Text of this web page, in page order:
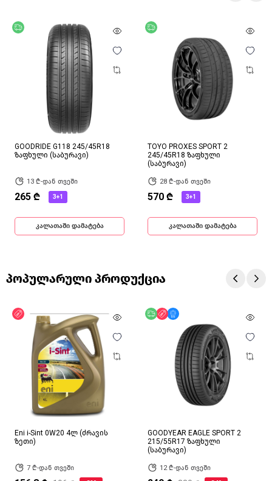
უფასო მიწოდება
GOODRIDE G118 245/45R18
ზაფხული (საბურავი)
13 ₾-დან თვეში
265 ₾ 3+1
კალათაში დამატება
TOYO PROXES SPORT 2
245/45R18 ზაფხული
(საბურავი)
28 ₾-დან თვეში
570 ₾ 3+1
კალათაში დამატება
პოპულარული პროდუქცია
ფასდაკლება
Eni i-Sint 0W20 4ლ (ძრავის
ზეთი)
7 ₾-დან თვეში
უფასო მიწოდება
ფასდაკლება
GOODYEAR EAGLE SPORT 2
215/55R17 ზაფხული
(საბურავი)
12 ₾-დან თვეში